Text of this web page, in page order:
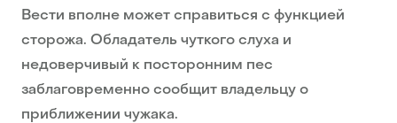
Вести вполне может справиться с функцией
сторожа. Обладатель чуткого слуха и
недоверчивый к посторонним пес
заблаговременно сообщит владельцу о
приближении чужака.